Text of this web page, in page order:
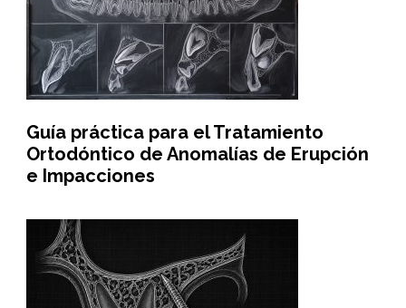
Guía práctica para el Tratamiento
Ortodóntico de Anomalías de Erupción
e Impacciones